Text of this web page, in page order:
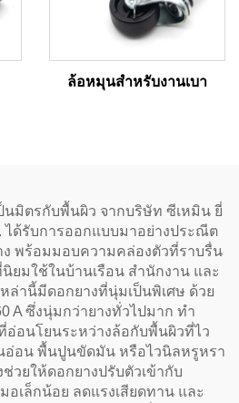
ล้อหมุนสำหรับงานเบา
นมิตรกับพื้นผิว จากบริษัท ซีเหมิน ยี่
ได้รับการออกแบบมาอย่างประณีต
พร้อมมอบความคล่องตัวที่ราบรื่น
ยมใช้ในบ้านเรือน สำนักงาน และ
ล่านี้มีดอกยางที่นุ่มเป็นพิเศษ ด้วย
A ซึ่งนุ่มกว่ายางทั่วไปมาก ทำ
อนโยนระหว่างล้อกับพื้นผิวที่ไว
อ่อน พื้นปูนขัดมัน หรือไวนิลหรูหรา
วยให้ดอกยางปรับตัวเข้ากับ
เล็กน้อย ลดแรงเสียดทาน และ